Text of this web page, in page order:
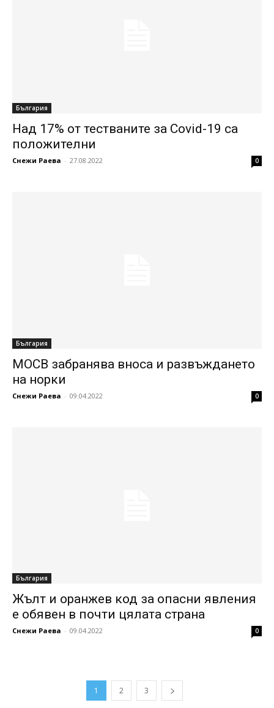
България
Над 17% от тестваните за Covid-19 са
положителни
Снежи Раева - 27.08.2022 0
България
МОСВ забранява вноса и развъждането
на норки
Снежи Раева - 09.04.2022 0
България
Жълт и оранжев код за опасни явления
е обявен в почти цялата страна
Снежи Раева - 09.04.2022 0
1 2 3